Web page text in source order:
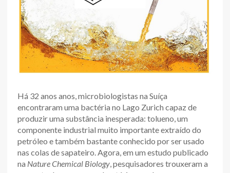
Há 32 anos anos, microbiologistas na Suíça
encontraram uma bactéria no Lago Zurich capaz de
produzir uma substância inesperada: tolueno, um
componente industrial muito importante extraído do
petróleo e também bastante conhecido por ser usado
nas colas de sapateiro. Agora, em um estudo publicado
na Nature Chemical Biology, pesquisadores trouxeram a